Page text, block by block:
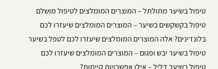
טיפול בשיער מתולתל – המוצרים המומלצים לטיפול מושלם
טיפול בקשקשים בשיער – המוצרים המומלצים שיעזרו לכם
בלונדינים? אלה המוצרים המומלצים שיעזרו לכם לטפל בשיער
טיפול בשיער יבש ופגום – המוצרים המומלצים שיעזרו לכם
טיפול בשיער דליל – אילו אפשרויות קיימות?